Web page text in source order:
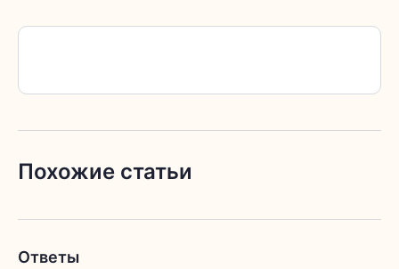
Похожие статьи
Ответы